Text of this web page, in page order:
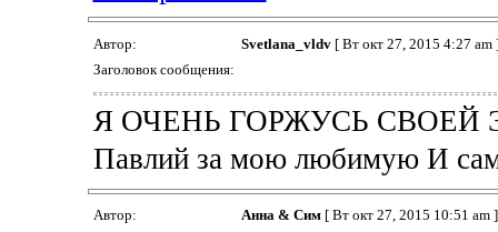
Автор: Svetlana_vldv[ Вт окт 27, 2015 4:27 am
Заголовок сообщения:
Я ОЧЕНЬ ГОРЖУСЬ СВОЕЙ
Павлий за мою любимую И
Автор: Анна & Сим[ Вт окт 27, 2015 10:51 am ]